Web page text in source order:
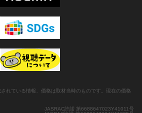
れている情報、価格は取材当時のものです。現在の価格
JASRAC許諾 第6688647023Y41011号